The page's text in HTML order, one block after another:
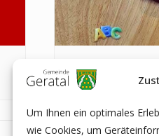
Um Ihnen ein optimales
wie Cookies, um
15 August|10:00 12:00